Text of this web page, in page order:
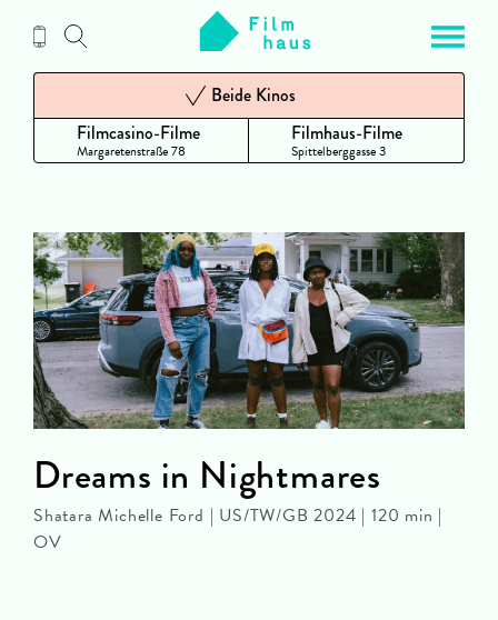
Inhalt
Filmcasino-Filme
Margaretenstraße 78
Beide Kinos
Filmhaus-Filme
Spittelberggasse 3
Dreams in Nightmares
Shatara Michelle Ford | US/TW/GB 2024 | 120 min |
OV